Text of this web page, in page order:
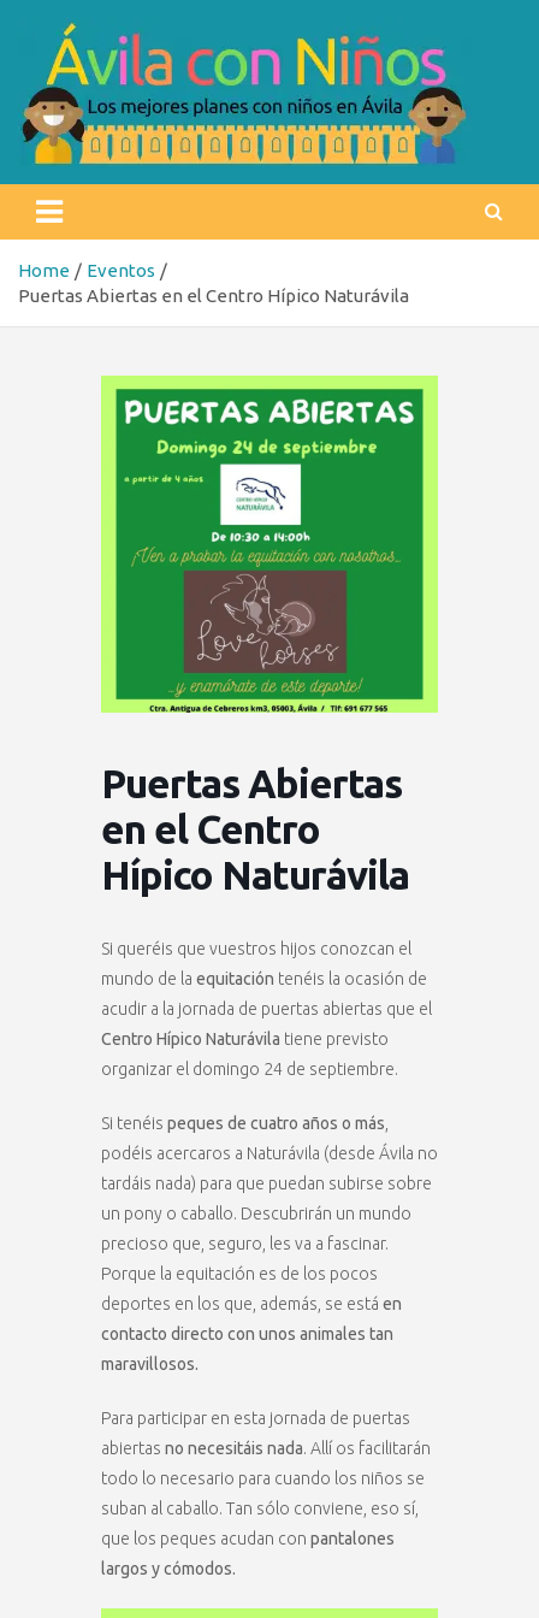
content
Ávila con niños
Home
Eventos
Puertas Abiertas en el Centro Hípico Naturávila
Puertas Abiertas
en el Centro
Hípico Naturávila
Si queréis que vuestros hijos conozcan el
mundo de la equitación tenéis la ocasión de
acudir a la jornada de puertas abiertas que el
Centro Hípico Naturávila tiene previsto
organizar el domingo 24 de septiembre.
Si tenéis peques de cuatro años o más
podéis acercaros a Naturávila (desde Ávila no
tardáis nada) para que puedan subirse sobre
un pony o caballo. Descubrirán un mundo
precioso que, seguro, les va a fascinar.
Porque la equitación es de los pocos
deportes en los que, además, se está en
contacto directo con unos animales tan
maravillosos.
Para participar en esta jornada de puertas
abiertas no necesitáis nada. Allí os facilitarán
todo lo necesario para cuando los niños se
suban al caballo. Tan sólo conviene, eso sí,
que los peques acudan con pantalones
largos y cómodos.